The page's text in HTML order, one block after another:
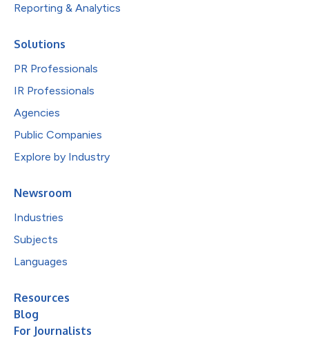
Reporting & Analytics
Solutions
PR Professionals
IR Professionals
Agencies
Public Companies
Explore by Industry
Newsroom
Industries
Subjects
Languages
Resources
Blog
For Journalists